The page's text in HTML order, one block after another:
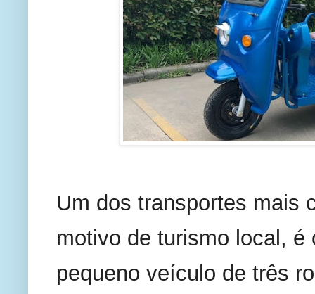
Um dos transportes mais
motivo de turismo local, é
pequeno veículo de três